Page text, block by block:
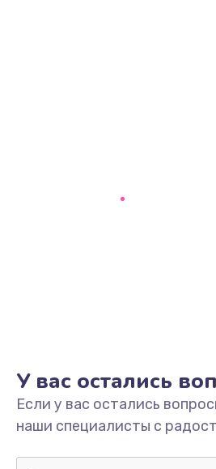
У вас остались
Если у вас остались
наши специалисты с